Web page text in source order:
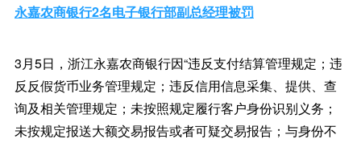
永嘉农商银行2名电子银行部副总经理被罚
3月5日，浙江永嘉农商银行因“违反支付结算管理规定；违
反反假货币业务管理规定；违反信用信息采集、提供、查
询及相关管理规定；未按照规定履行客户身份识别义务；
未按规定报送大额交易报告或者可疑交易报告；与身份不